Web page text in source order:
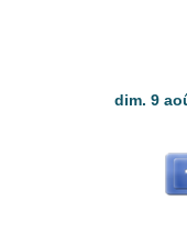
dim. 9